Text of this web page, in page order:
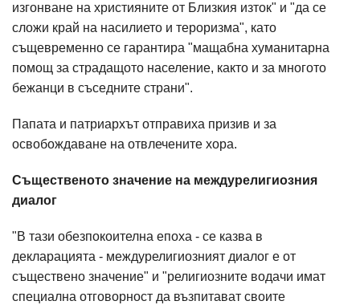
изгонване на християните от Близкия изток" и "да се
сложи край на насилието и тероризма", като
същевременно се гарантира "мащабна хуманитарна
помощ за страдащото население, както и за многото
бежанци в съседните страни".
Папата и патриархът отправиха призив и за
освобождаване на отвлечените хора.
Същественото значение на междурелигиозния
диалог
"В тази обезпокоителна епоха - се казва в
декларацията - междурелигиозният диалог е от
съществено значение" и "религиозните водачи имат
специална отговорност да възпитават своите